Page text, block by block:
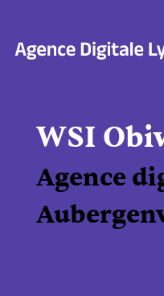
contenu
WSI
Agence